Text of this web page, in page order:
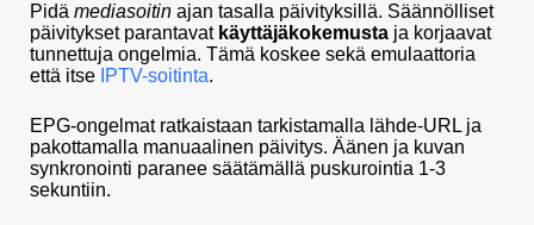
Pidä mediasoitin ajan tasalla päivityksillä. Säännölliset
päivitykset parantavat käyttäjäkokemusta ja korjaavat
tunnettuja ongelmia. Tämä koskee sekä emulaattoria
että itse IPTV-soitinta.
EPG-ongelmat ratkaistaan tarkistamalla lähde-URL ja
pakottamalla manuaalinen päivitys. Äänen ja kuvan
synkronointi paranee säätämällä puskurointia 1-3
sekuntiin.